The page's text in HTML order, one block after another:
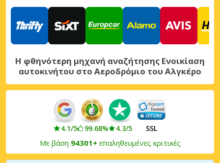
Η φθηνότερη μηχανή αναζήτησης Ενοικίαση
αυτοκινήτου στο Αεροδρόμιο του Αλγκέρο
4.1/5 99.68% 4.3/5 SSL
Με βάση 94301+ επαληθευμένες κριτικές